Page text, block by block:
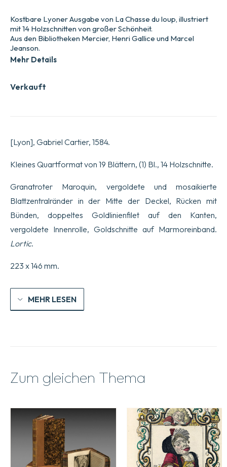
Verkauft
Kostbare Lyoner Ausgabe von La Chasse du loup, illustriert
mit 14 Holzschnitten von großer Schönheit.
Aus den Bibliotheken Mercier, Henri Gallice und Marcel
Jeanson.
Mehr Details
[Lyon], Gabriel Cartier, 1584.
Kleines Quartformat von 19 Blättern, (1) Bl., 14 Holzschnitte.
Granatroter Maroquin, vergoldete und mosaikierte
Blattzentralränder in der Mitte der Deckel, Rücken mit
Bünden, doppeltes Goldlinienfilet auf den Kanten,
vergoldete Innenrolle, Goldschnitte auf Marmoreinband.
Lortic.
223 x 146 mm.
MEHR LESEN
Zum gleichen Thema